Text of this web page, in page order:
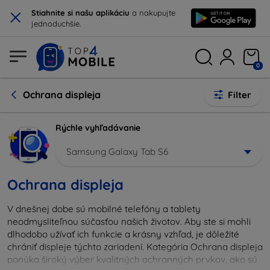
× Stiahnite si našu aplikáciu a nakupujte
jednoduchšie.
0
Ochrana displeja Filter
Rýchle vyhľadávanie
Samsung Galaxy Tab S6
Ochrana displeja
V dnešnej dobe sú mobilné telefóny a tablety
neodmysliteľnou súčasťou našich životov. Aby ste si mohli
dlhodobo užívať ich funkcie a krásny vzhľad, je dôležité
chrániť displeje týchto zariadení. Kategória Ochrana displeja
ponúka široký výber kvalitných ochranných prvkov, ako sú